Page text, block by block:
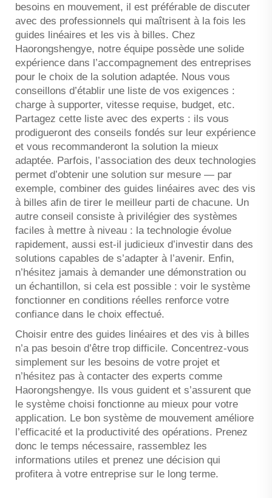
besoins en mouvement, il est préférable de discuter
avec des professionnels qui maîtrisent à la fois les
guides linéaires et les vis à billes. Chez
Haorongshengye, notre équipe possède une solide
expérience dans l’accompagnement des entreprises
pour le choix de la solution adaptée. Nous vous
conseillons d’établir une liste de vos exigences :
charge à supporter, vitesse requise, budget, etc.
Partagez cette liste avec des experts : ils vous
prodigueront des conseils fondés sur leur expérience
et vous recommanderont la solution la mieux
adaptée. Parfois, l’association des deux technologies
permet d’obtenir une solution sur mesure — par
exemple, combiner des guides linéaires avec des vis
à billes afin de tirer le meilleur parti de chacune. Un
autre conseil consiste à privilégier des systèmes
faciles à mettre à niveau : la technologie évolue
rapidement, aussi est-il judicieux d’investir dans des
solutions capables de s’adapter à l’avenir. Enfin,
n’hésitez jamais à demander une démonstration ou
un échantillon, si cela est possible : voir le système
fonctionner en conditions réelles renforce votre
confiance dans le choix effectué.
Choisir entre des guides linéaires et des vis à billes
n’a pas besoin d’être trop difficile. Concentrez-vous
simplement sur les besoins de votre projet et
n’hésitez pas à contacter des experts comme
Haorongshengye. Ils vous guident et s’assurent que
le système choisi fonctionne au mieux pour votre
application. Le bon système de mouvement améliore
l’efficacité et la productivité des opérations. Prenez
donc le temps nécessaire, rassemblez les
informations utiles et prenez une décision qui
profitera à votre entreprise sur le long terme.